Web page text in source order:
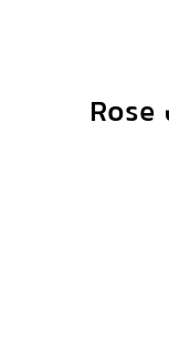
رژ گونه مایع شیگلم رنگ Rose